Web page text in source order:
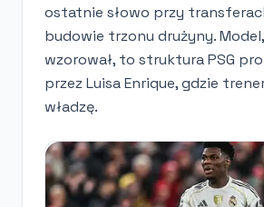
ostatnie słowo przy
budowie trzonu drużyny.
wzorował, to struktura PSG
przez Luisa Enrique, gdzie
władzę.